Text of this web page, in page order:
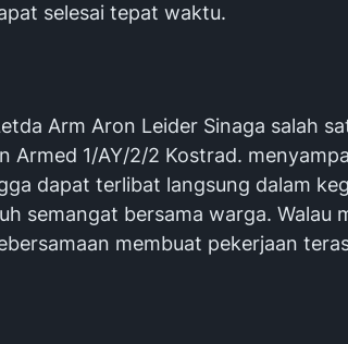
selesai tepat waktu.
Arm Aron Leider Sinaga salah
Armed 1/AY/2/2 Kostrad.
dapat terlibat langsung dalam
semangat bersama warga. Walau
membuat pekerjaan